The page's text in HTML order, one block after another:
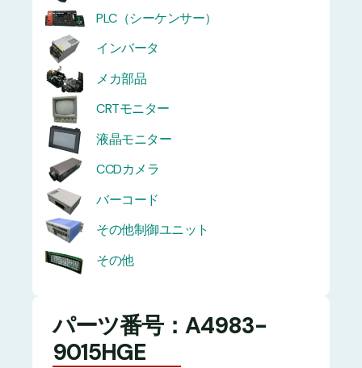
PLC（シーケンサー）
インバータ
メカ部品
CRTモニター
液晶モニター
CCDカメラ
バーコード
その他制御ユニット
その他
パーツ番号：A4983-
9015HGE